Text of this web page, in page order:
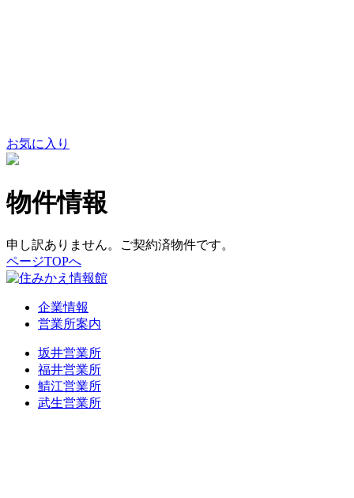
お気に入り
物件情報
申し訳ありません。ご契約済物件です。
ページTOPへ
企業情報
営業所案内
坂井営業所
福井営業所
鯖江営業所
武生営業所